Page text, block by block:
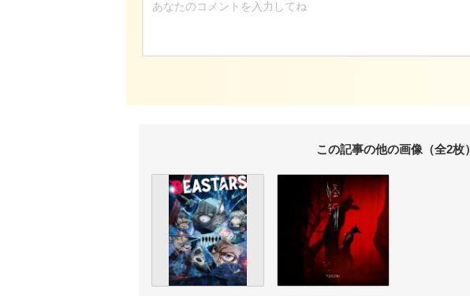
この記事の他の画像（全2枚）